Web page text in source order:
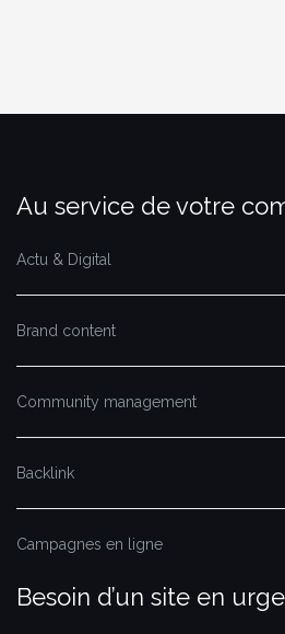
Au service de votre
Actu & Digital
Brand content
Community management
Backlink
Campagnes en ligne
Besoin d’un site en